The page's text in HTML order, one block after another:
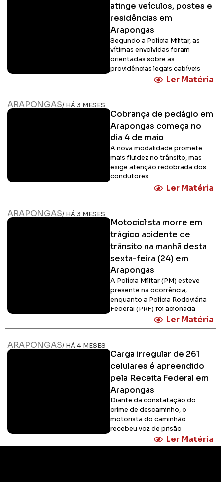
atinge veículos, postes e
residências em
Arapongas
Segundo a Polícia Militar, as
vítimas envolvidas foram
orientadas sobre as
providências legais cabíveis
Ler Matéria
ARAPONGAS/ HÁ 3 MESES
Cobrança de pedágio em
Arapongas começa no
dia 4 de maio
A nova modalidade promete
mais fluidez no trânsito, mas
exige atenção redobrada dos
condutores
Ler Matéria
ARAPONGAS/ HÁ 3 MESES
Motociclista morre em
trágico acidente de
trânsito na manhã desta
sexta-feira (24) em
Arapongas
A Polícia Militar (PM) esteve
presente na ocorrência,
enquanto a Polícia Rodoviária
Federal (PRF) foi acionada
Ler Matéria
ARAPONGAS/ HÁ 4 MESES
Carga irregular de 261
celulares é apreendido
pela Receita Federal em
Arapongas
Diante da constatação do
crime de descaminho, o
motorista do caminhão
recebeu voz de prisão
Ler Matéria